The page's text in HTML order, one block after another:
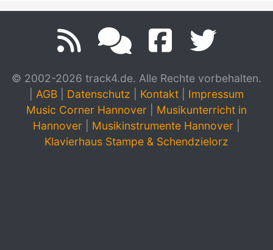
© 2002-2026 track4.de. Alle Rechte vorbehalten.
AGB Datenschutz Kontakt
Impressum
Music Corner Hannover
Musikunterricht in
Hannover
Musikinstrumente Hannover
Klavierhaus Stampe & Schendzielorz